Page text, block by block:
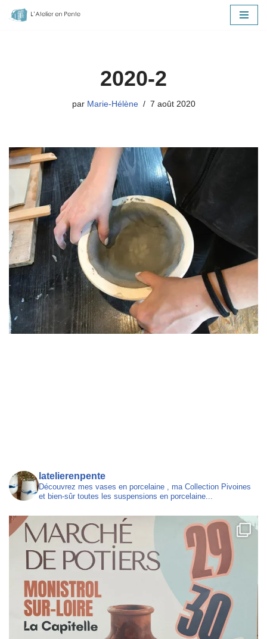
2020-2
par Marie-Hélène 7 août 2020
latelierenpente
Découvrez mes vases en porcelaine , ma Collection Pivoines
et bien-sûr toutes les suspensions en porcelaine...